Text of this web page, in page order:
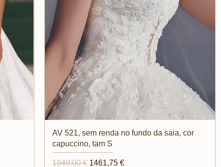
Vista rapida
AV 521, sem renda no fundo da saia, cor
capuccino, tam S
Prezzo regolare
1949,00 € Prezzo scontato
1461,75 €